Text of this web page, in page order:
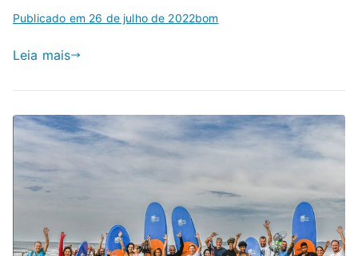
Publicado em 26 de julho de 2022bom
Leia mais